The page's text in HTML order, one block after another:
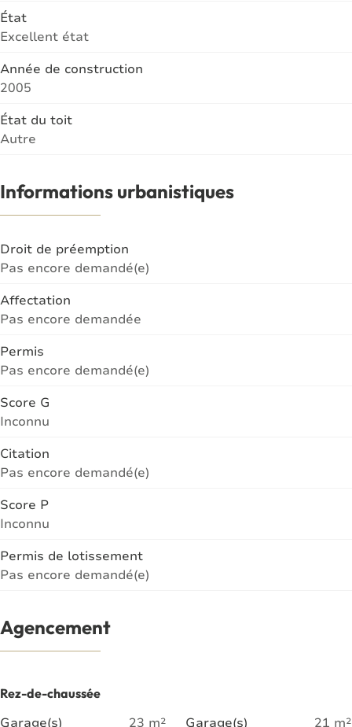
État
Excellent état
Année de construction
2005
État du toit
Autre
Informations urbanistiques
Droit de préemption
Pas encore demandé(e)
Affectation
Pas encore demandée
Permis
Pas encore demandé(e)
Score G
Inconnu
Citation
Pas encore demandé(e)
Score P
Inconnu
Permis de lotissement
Pas encore demandé(e)
Agencement
Rez-de-chaussée
Garage(s)
23 m² Garage(s) 21 m²